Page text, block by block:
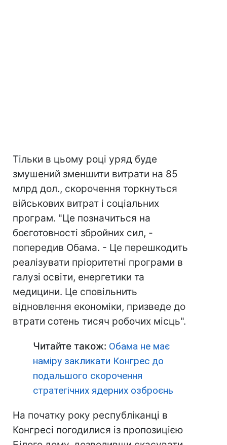
Тільки в цьому році уряд буде
змушений зменшити витрати на 85
млрд дол., скорочення торкнуться
військових витрат і соціальних
програм. "Це позначиться на
боєготовності збройних сил, -
попередив Обама. - Це перешкодить
реалізувати пріоритетні програми в
галузі освіти, енергетики та
медицини. Це сповільнить
відновлення економіки, призведе до
втрати сотень тисяч робочих місць".
Читайте також: Обама не має
наміру закликати Конгрес до
подальшого скорочення
стратегічних ядерних озброєнь
На початку року республіканці в
Конгресі погодилися із пропозицією